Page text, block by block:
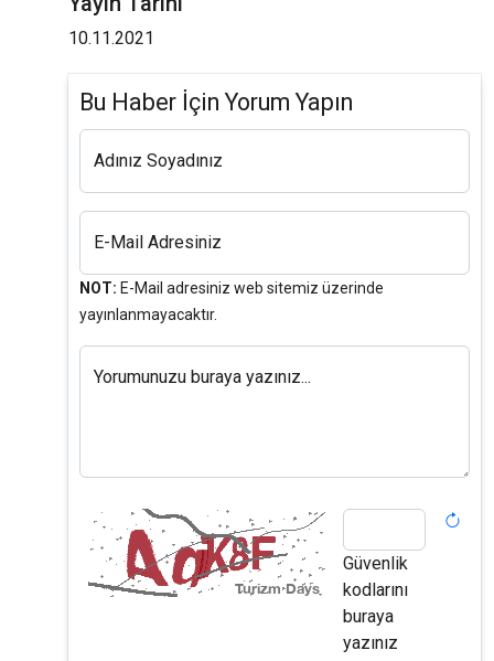
10.11.2021
Bu Haber İçin Yorum Yapın
Adınız Soyadınız
E-Mail Adresiniz
NOT: E-Mail adresiniz web sitemiz üzerinde
yayınlanmayacaktır.
Yorumunuzu buraya yazınız...
Güvenlik
kodlarını
buraya
yazınız